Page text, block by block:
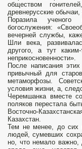
обществом
древнерусские
Поразила ученого
богослужения:
вечерней службы,
Шли века,
другого, а тут
неприкосновенности».
После написания
привычный для
метаморфозы.
условия жизни, а,
Черемшанка вместе
поляков перестала
Восточно-
Казахстан.
Тем не менее, до сих
людей, сумевших
но, что немало важно,